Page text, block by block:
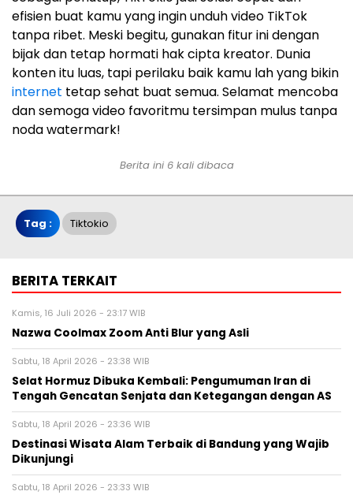
efisien buat kamu yang ingin unduh video TikTok
tanpa ribet. Meski begitu, gunakan fitur ini dengan
bijak dan tetap hormati hak cipta kreator. Dunia
konten itu luas, tapi perilaku baik kamu lah yang bikin
internet tetap sehat buat semua. Selamat mencoba
dan semoga video favoritmu tersimpan mulus tanpa
noda watermark!
Berita ini 6 kali dibaca
Tag : Tiktokio
BERITA TERKAIT
Kamis, 16 Juli 2026 - 23:17 WIB
Nazwa Coolmax Zoom Anti Blur yang Asli
Sabtu, 18 April 2026 - 23:38 WIB
Selat Hormuz Dibuka Kembali: Pengumuman Iran di
Tengah Gencatan Senjata dan Ketegangan dengan AS
Sabtu, 18 April 2026 - 23:36 WIB
Destinasi Wisata Alam Terbaik di Bandung yang Wajib
Dikunjungi
Sabtu, 18 April 2026 - 23:33 WIB